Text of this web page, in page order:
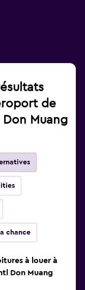
de
Muang
chance
à louer à
Don Muang